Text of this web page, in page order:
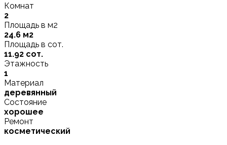
Комнат
2
Площадь в м2
24.6 м2
Площадь в сот.
11.92 сот.
Этажность
1
Материал
деревянный
Состояние
хорошее
Ремонт
косметический